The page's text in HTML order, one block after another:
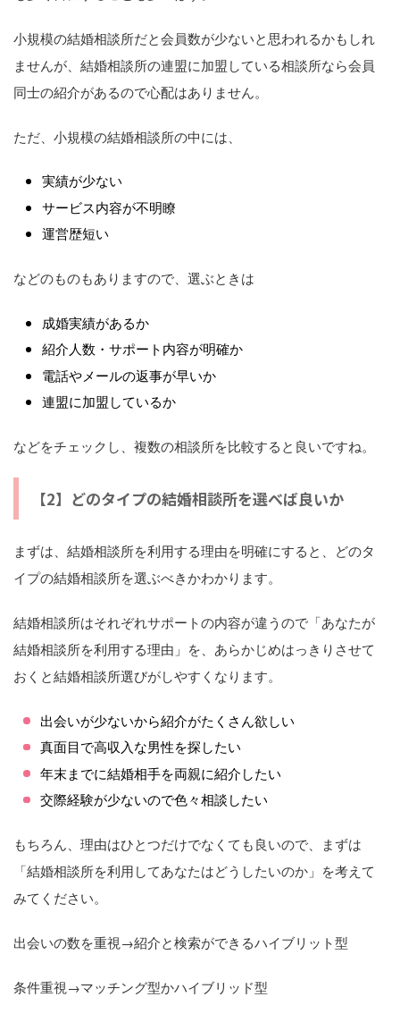
小規模の結婚相談所だと会員数が少ないと思われるかもしれ
ませんが、結婚相談所の連盟に加盟している相談所なら会員
同士の紹介があるので心配はありません。
ただ、小規模の結婚相談所の中には、
実績が少ない
サービス内容が不明瞭
運営歴短い
などのものもありますので、選ぶときは
成婚実績があるか
紹介人数・サポート内容が明確か
電話やメールの返事が早いか
連盟に加盟しているか
などをチェックし、複数の相談所を比較すると良いですね。
【2】どのタイプの結婚相談所を選べば良いか
まずは、結婚相談所を利用する理由を明確にすると、どのタ
イプの結婚相談所を選ぶべきかわかります。
結婚相談所はそれぞれサポートの内容が違うので「あなたが
結婚相談所を利用する理由」を、あらかじめはっきりさせて
おくと結婚相談所選びがしやすくなります。
出会いが少ないから紹介がたくさん欲しい
真面目で高収入な男性を探したい
年末までに結婚相手を両親に紹介したい
交際経験が少ないので色々相談したい
もちろん、理由はひとつだけでなくても良いので、まずは
「結婚相談所を利用してあなたはどうしたいのか」を考えて
みてください。
出会いの数を重視→紹介と検索ができるハイブリット型
条件重視→マッチング型かハイブリッド型